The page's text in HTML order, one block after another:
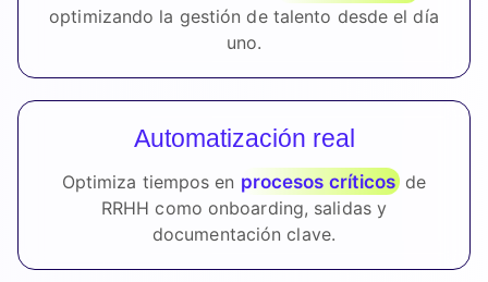
optimizando la gestión de talento desde el día
uno.
Automatización real
Optimiza tiempos en procesos críticosde
RRHH como onboarding, salidas y
documentación clave.